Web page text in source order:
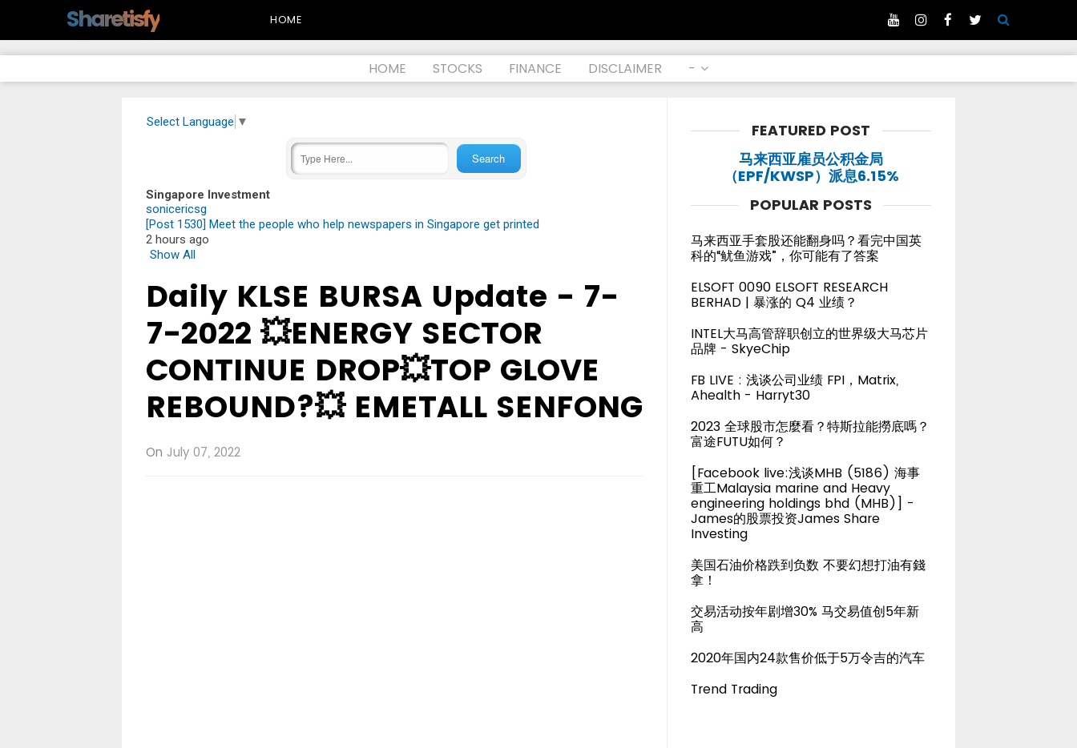
Sharetisfy HOME
HOME STOCKS FINANCE DISCLAIMER -
Select Language ▼
Singapore Investment
sonicericsg
[Post 1530] Meet the people who help newspapers in Singapore get printed
2 hours ago
Show All
Daily KLSE BURSA Update - 7-
7-2022 💥ENERGY SECTOR
CONTINUE DROP💥TOP GLOVE
REBOUND?💥 EMETALL SENFONG
On July 07, 2022
FEATURED POST
马来西亚雇员公积金局
（EPF/KWSP）派息6.15%
POPULAR POSTS
马来西亚手套股还能翻身吗？看完中国英
科的“鱿鱼游戏”，你可能有了答案
ELSOFT 0090 ELSOFT RESEARCH
BERHAD | 暴涨的 Q4 业绩？
INTEL大马高管辞职创立的世界级大马芯片
品牌 - SkyeChip
FB LIVE : 浅谈公司业绩 FPI，Matrix,
Ahealth - Harryt30
2023 全球股市怎麼看？特斯拉能撈底嗎？
富途FUTU如何？
[Facebook live:浅谈MHB (5186) 海事
重工Malaysia marine and Heavy
engineering holdings bhd (MHB)] -
James的股票投资James Share
Investing
美国石油价格跌到负数 不要幻想打油有錢
拿！
交易活动按年剧增30% 马交易值创5年新
高
2020年国内24款售价低于5万令吉的汽车
Trend Trading